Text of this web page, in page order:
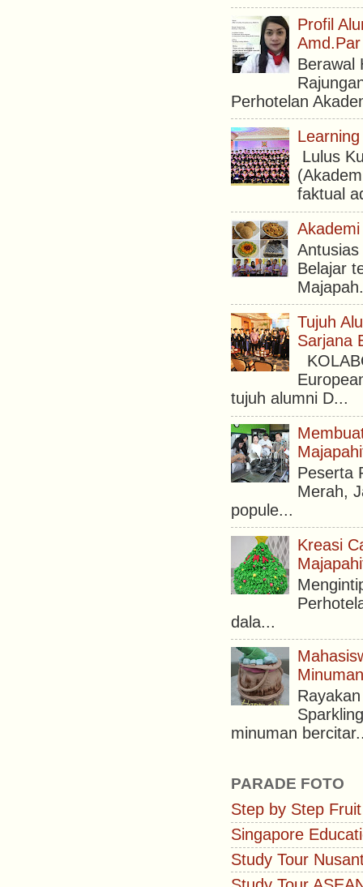
Profil
Amd.Par
Berawal
Perhotelan
Lulus
faktual
Belajar
Tujuh
Sarjana
tujuh alumni D...
Peserta
Merah,
popule...
Kreasi
dala...
minuman
PARADE FOTO
Step by Step
Singapore
Study Tour